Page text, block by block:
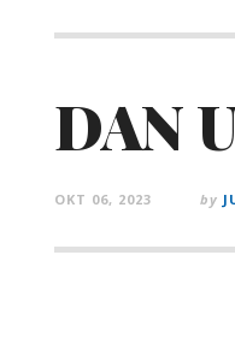
DAN
OKT 06, 2023 by